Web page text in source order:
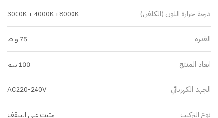
درجة حرارة اللون (الكلفن) 3000K + 4000K +8000K
القدرة 75 واط
ابعاد المنتج 100 سم
الجهد الكهربائي AC220-240V
نوع التركيب مثبت على السقف